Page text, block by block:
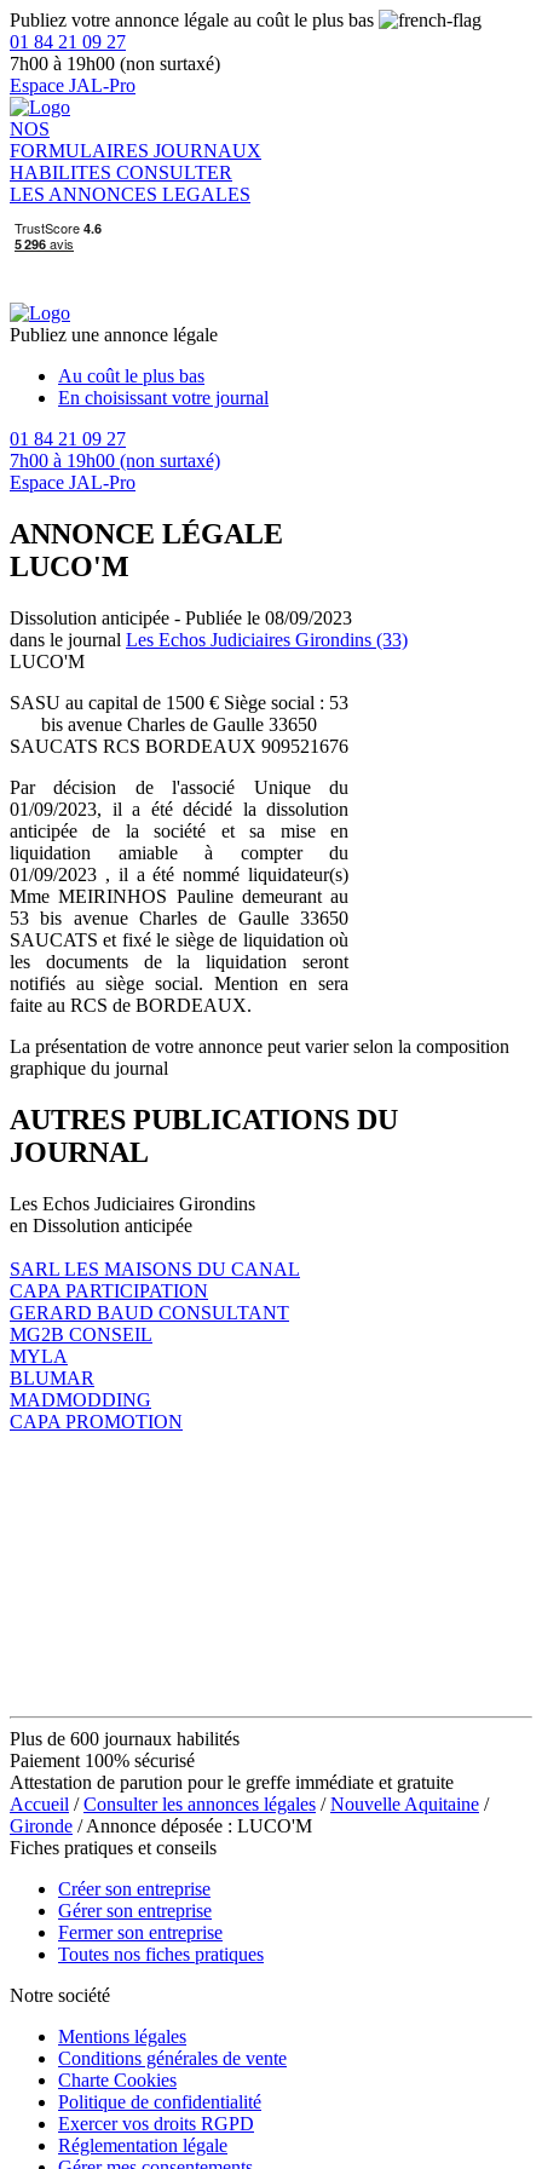
Publiez votre annonce légale au coût le plus bas
01 84 21 09 27
7h00 à 19h00 (non surtaxé)
Espace JAL-Pro
NOS
FORMULAIRES JOURNAUX
HABILITES CONSULTER
LES ANNONCES LEGALES
Publiez une annonce légale
Au coût le plus bas
En choisissant votre journal
01 84 21 09 27
7h00 à 19h00 (non surtaxé)
Espace JAL-Pro
ANNONCE LÉGALE
LUCO'M
Dissolution anticipée - Publiée le 08/09/2023
dans le journal Les Echos Judiciaires Girondins (33)
LUCO'M
SASU au capital de 1500 € Siège social : 53
bis avenue Charles de Gaulle 33650
SAUCATS RCS BORDEAUX 909521676
Par décision de l'associé Unique du
01/09/2023, il a été décidé la dissolution
anticipée de la société et sa mise en
liquidation amiable à compter du
01/09/2023 , il a été nommé liquidateur(s)
Mme MEIRINHOS Pauline demeurant au
53 bis avenue Charles de Gaulle 33650
SAUCATS et fixé le siège de liquidation où
les documents de la liquidation seront
notifiés au siège social. Mention en sera
faite au RCS de BORDEAUX.
La présentation de votre annonce peut varier selon la composition
graphique du journal
AUTRES PUBLICATIONS DU
JOURNAL
Les Echos Judiciaires Girondins
en Dissolution anticipée
SARL LES MAISONS DU CANAL
CAPA PARTICIPATION
GERARD BAUD CONSULTANT
MG2B CONSEIL
MYLA
BLUMAR
MADMODDING
CAPA PROMOTION
Plus de 600 journaux habilités
Paiement 100% sécurisé
Attestation de parution pour le greffe immédiate et gratuite
Accueil /Consulter les annonces légales /Nouvelle Aquitaine /
Gironde / Annonce déposée : LUCO'M
Fiches pratiques et conseils
Créer son entreprise
Gérer son entreprise
Fermer son entreprise
Toutes nos fiches pratiques
Notre société
Mentions légales
Conditions générales de vente
Charte Cookies
Politique de confidentialité
Exercer vos droits RGPD
Réglementation légale